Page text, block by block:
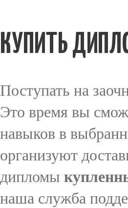
КУПИТЬ
Поступать на
Это время вы
навыков в
организуют
дипломы
наша служба